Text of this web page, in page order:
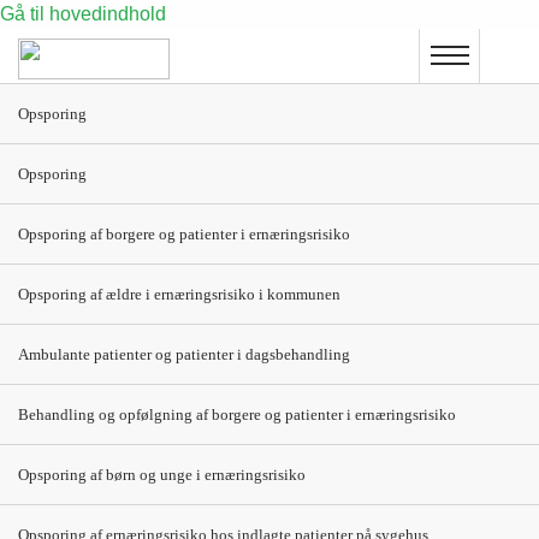
Gå til hovedindhold
Opsporing
Opsporing
Opsporing af borgere og patienter i ernæringsrisiko
Opsporing af ældre i ernæringsrisiko i kommunen
Ambulante patienter og patienter i dagsbehandling
Behandling og opfølgning af borgere og patienter i ernæringsrisiko
Opsporing af børn og unge i ernæringsrisiko
Opsporing af ernæringsrisiko hos indlagte patienter på sygehus
Glutenfri diæt til børn
Ordineres til børn med diagnosticeret cøliaki
(glutenintolerance).
dvs. livslang.
Cøliaki udløses af nogle proteiner (prolaminer), som findes i
hvede, rug og byg. Populært kaldes disse kornproteiner for
»gluten«.
Børn med cøliaki ordineres alderssvarende glutenfri diæt og